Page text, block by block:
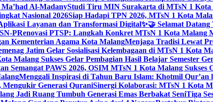
Al-MadanyStudi Tiru MIN Surakarta di MTsN 1 Kota
Nasional 2026Siap Hadapi TPN 2026, MTsN 1 Kota
Layanan dan Transformasi Digital✨🤝 Selamat
PRenovasi PTSP: Langkah Konkret MTsN 1 Kota Malang
Kementerian Agama Kota MalangMenjaga Tradisi Lewat
Jatim Gelar Sosialisasi Kelembagaan di MTsN 1 Kota
Malang Sukses Gelar Pembagian Hasil Belajar Semester
Semangat PAWS 2026, OSIM MTsN 1 Kota Malang
Menggali Inspirasi di Tahun Baru Islam: Khotmil
Mengukir Generasi QuraniSinergi Kolaborasi: MTsN 1 Kota
Jadi Ruang Tumbuh Generasi Emas Berbakat SeniTiga